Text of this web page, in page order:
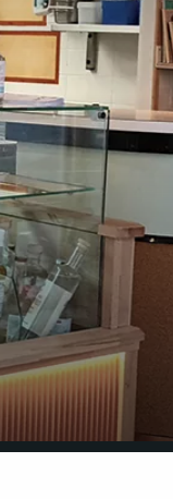
Lyon